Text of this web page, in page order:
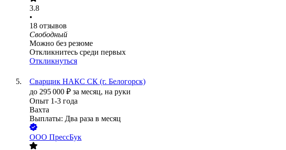
3.8
•
18 отзывов
Свободный
Можно без резюме
Откликнитесь среди первых
Откликнуться
Сварщик НАКС СК (г. Белогорск)
до 295 000 ₽ за месяц, на руки
Опыт 1-3 года
Вахта
Выплаты: Два раза в месяц
ООО ПрессБук